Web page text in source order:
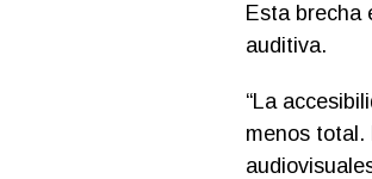
Esta brecha
auditiva.
“La
menos total.